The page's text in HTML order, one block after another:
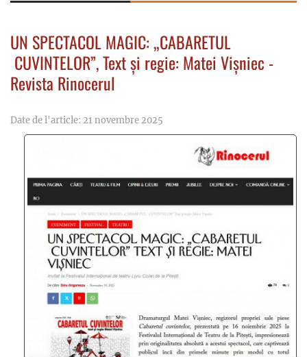
UN SPECTACOL MAGIC: „CABARETUL
CUVINTELOR”, Text și regie: Matei Vișniec -
Revista Rinocerul
Date de l'article: 21 novembre 2025